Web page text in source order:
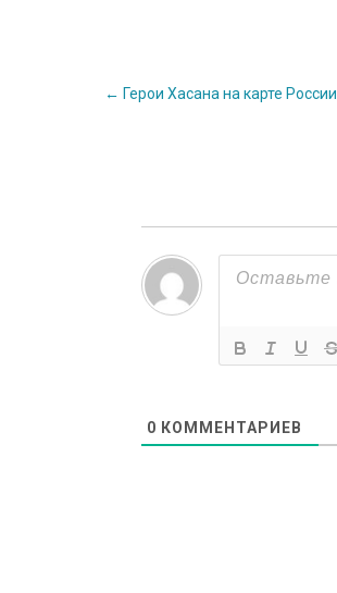
Post
← Герои Хасана на карте России
0 КОММЕНТАРИЕВ